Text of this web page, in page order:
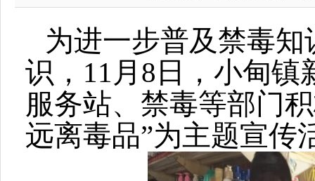
为进一步普及禁毒
识，11月8日，小甸
服务站、禁毒等部门
远离毒品”为主题宣传